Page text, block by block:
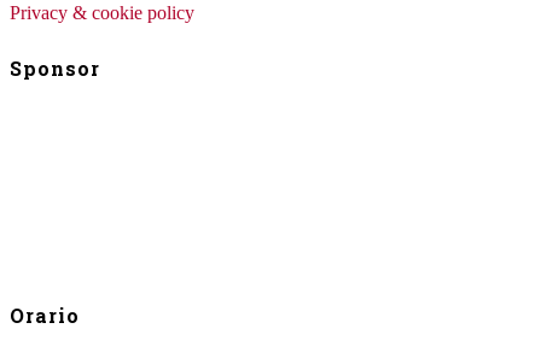
Privacy & cookie policy
Sponsor
Orario